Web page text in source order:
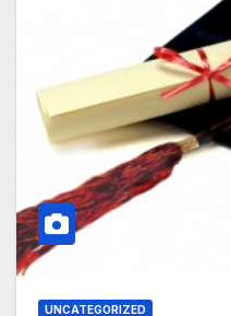
UNCATEGORIZED